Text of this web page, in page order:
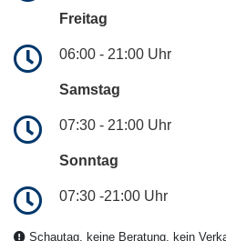
Freitag
06:00 - 21:00 Uhr
Samstag
07:30 - 21:00 Uhr
Sonntag
07:30 -21:00 Uhr
Schautag, keine Beratung, kein